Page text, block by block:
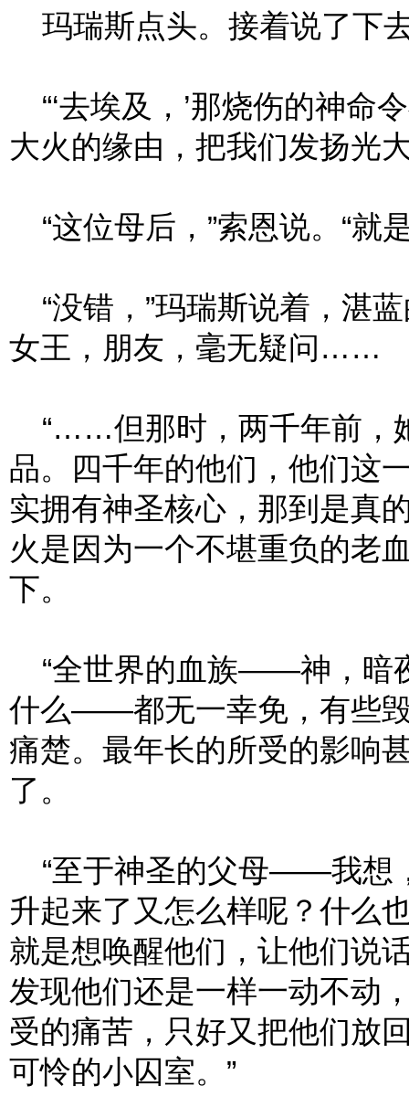
玛瑞斯点头。接着说了下
“‘去埃及，’那烧伤的神命
大火的缘由，把我们发扬光大
“这位母后，”索恩说。“就
“没错，”玛瑞斯说着，湛
女王，朋友，毫无疑问……
“……但那时，两千年前，
品。四千年的他们，他们
实拥有神圣核心，那到是真
火是因为一个不堪重负的老
下。
“全世界的血族——神，暗
什么——都无一幸免，有些
痛楚。最年长的所受的影响
了。
“至于神圣的父母——我想
升起来了又怎么样呢？什么
就是想唤醒他们，让他们说
发现他们还是一样一动不动
受的痛苦，只好又把他们放
可怜的小囚室。”